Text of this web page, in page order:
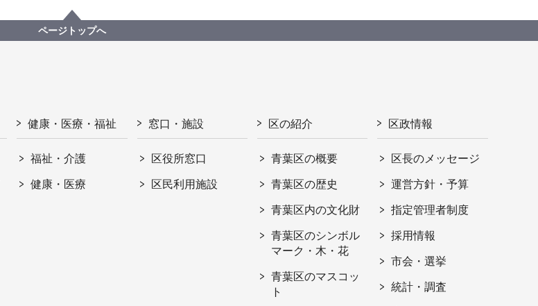
ページトップへ
健康・医療・福祉
福祉・介護
健康・医療
窓口・施設
区役所窓口
区民利用施設
区の紹介
青葉区の概要
青葉区の歴史
青葉区内の文化財
青葉区のシンボル
マーク・木・花
青葉区のマスコッ
ト
区政情報
区長のメッセージ
運営方針・予算
指定管理者制度
採用情報
市会・選挙
統計・調査